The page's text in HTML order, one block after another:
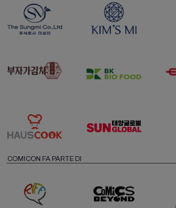
COMICON FA PARTE DI